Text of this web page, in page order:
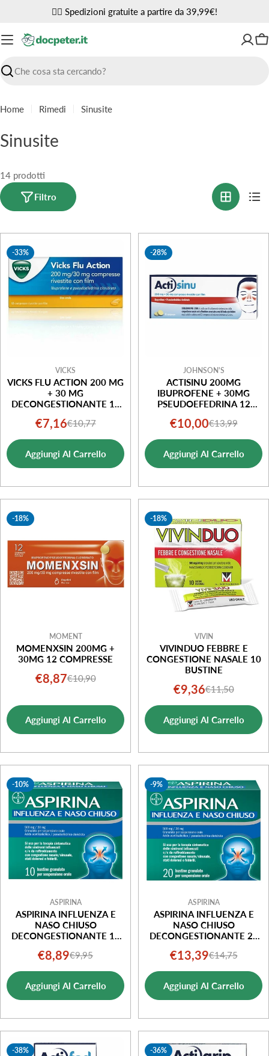
contenuto
✌🏼 Spedizioni gratuite a partire da 39,99€!
Ricerca
Home Rimedi Sinusite
C
l
l
z
o
n
Sinusite
14 prodotti
Filtro
-33%
VICKS
VICKS FLU ACTION 200 MG
+ 30 MG
DECONGESTIONANTE 12
Prezzo
di
vendita
€7,16Prezzo
normale
€10,77
Aggiungi Al Carrello
-28%
JOHNSON'S
ACTISINU 200MG
IBUPROFENE + 30MG
PSEUDOEFEDRINA 12
Prezzo
di
vendita
€10,00Prezzo
normale
€13,99
Aggiungi Al Carrello
-18%
MOMENT
MOMENXSIN 200MG +
30MG 12 COMPRESSE
Prezzo
vendita
€8,87Prezzo
€10,90
Aggiungi Al Carrello
-18%
VIVIN
VIVINDUO FEBBRE E
CONGESTIONE NASALE 10
BUSTINE
Prezzo
di
vendita
€9,36Prezzo
normale
€11,50
Aggiungi Al Carrello
-10%
ASPIRINA
ASPIRINA INFLUENZA E
NASO CHIUSO
DECONGESTIONANTE 10
Prezzo
di
vendita
€8,89Prezzo
normale
€9,95
Aggiungi Al Carrello
-9%
ASPIRINA
ASPIRINA INFLUENZA E
NASO CHIUSO
DECONGESTIONANTE 20
Prezzo
di
vendita
€13,39Prezzo
normale
€14,75
Aggiungi Al Carrello
-38% -36%